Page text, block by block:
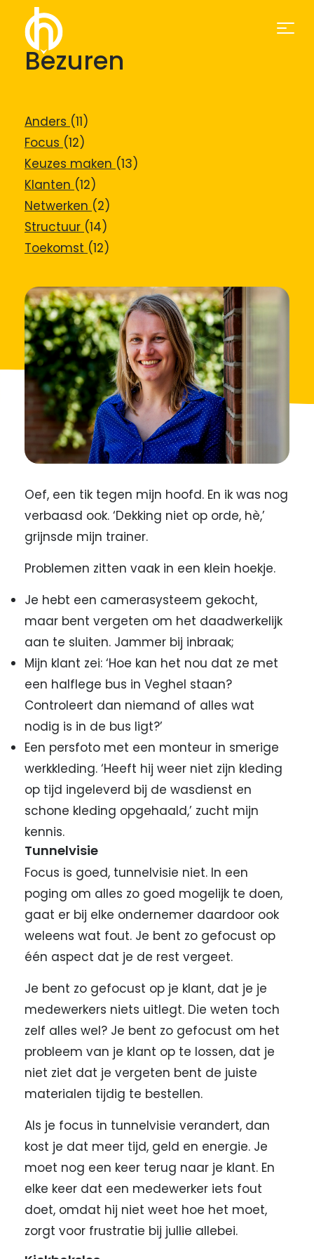
Bezuren
Anders (11)
Focus (12)
Keuzes maken (13)
Klanten (12)
Netwerken (2)
Structuur (14)
Toekomst (12)
Oef, een tik tegen mijn hoofd. En ik was nog
verbaasd ook. ‘Dekking niet op orde, hè,’
grijnsde mijn trainer.
Problemen zitten vaak in een klein hoekje.
Je hebt een camerasysteem gekocht,
maar bent vergeten om het daadwerkelijk
aan te sluiten. Jammer bij inbraak;
Mijn klant zei: ‘Hoe kan het nou dat ze met
een halflege bus in Veghel staan?
Controleert dan niemand of alles wat
nodig is in de bus ligt?’
Een persfoto met een monteur in smerige
werkkleding. ‘Heeft hij weer niet zijn kleding
op tijd ingeleverd bij de wasdienst en
schone kleding opgehaald,’ zucht mijn
kennis.
Tunnelvisie
Focus is goed, tunnelvisie niet. In een
poging om alles zo goed mogelijk te doen,
gaat er bij elke ondernemer daardoor ook
weleens wat fout. Je bent zo gefocust op
één aspect dat je de rest vergeet.
Je bent zo gefocust op je klant, dat je je
medewerkers niets uitlegt. Die weten toch
zelf alles wel? Je bent zo gefocust om het
probleem van je klant op te lossen, dat je
niet ziet dat je vergeten bent de juiste
materialen tijdig te bestellen.
Als je focus in tunnelvisie verandert, dan
kost je dat meer tijd, geld en energie. Je
moet nog een keer terug naar je klant. En
elke keer dat een medewerker iets fout
doet, omdat hij niet weet hoe het moet,
zorgt voor frustratie bij jullie allebei.